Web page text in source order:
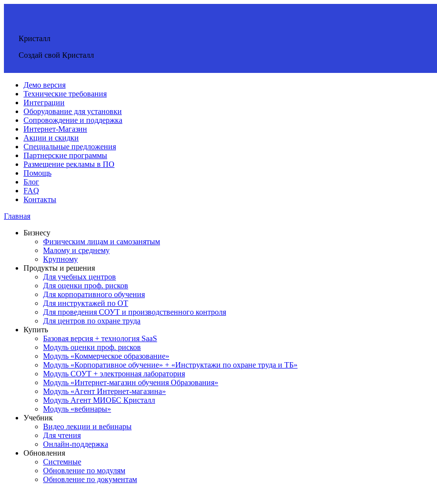
Кристалл
Создай свой Кристалл
Демо версия
Технические требования
Интеграции
Оборудование для установки
Сопровождение и поддержка
Интернет-Магазин
Акции и скидки
Специальные предложения
Партнерские программы
Размещение рекламы в ПО
Помощь
Блог
FAQ
Контакты
Главная
Бизнесу
Физическим лицам и самозанятым
Малому и среднему
Крупному
Продукты и решения
Для учебных центров
Для оценки проф. рисков
Для корпоративного обучения
Для инструктажей по ОТ
Для проведения СОУТ и производственного контроля
Для центров по охране труда
Купить
Базовая версия + технология SaaS
Модуль оценки проф. рисков
Модуль «Коммерческое образование»
Модуль «Корпоративное обучение» + «Инструктажи по охране труда и ТБ»
Модуль СОУТ + электронная лаборатория
Модуль «Интернет-магазин обучения Образования»
Модуль «Агент Интернет-магазина»
Модуль Агент МИОБС Кристалл
Модуль «вебинары»
Учебник
Видео лекции и вебинары
Для чтения
Онлайн-поддержка
Обновления
Системные
Обновление по модулям
Обновление по документам